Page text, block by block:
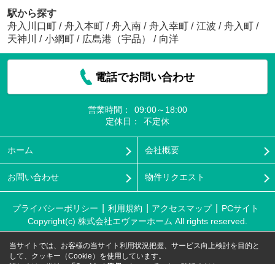
駅から探す
舟入川口町 / 舟入本町 / 舟入南 / 舟入幸町 / 江波 / 舟入町 /
天神川
/ 小網町 / 広島港（宇品） / 向洋
電話でお問い合わせ
営業時間：
09:00～18:00
定休日：
不定休
ホーム 会社概要
お問い合わせ 物件リクエスト
プライバシーポリシー 利用規約 アクセスマップ
PCサイト
Copyright(c) 株式会社エヴァーホーム All rights reserved.
当サイトでは、お客様の当サイト利用状況把握、サービス向上検討を目的と
して、クッキー（Cookie）を使用しています。